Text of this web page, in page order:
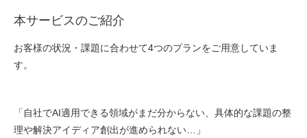
本サービスのご紹介
お客様の状況・課題に合わせて4つのプランをご用意していま
す。
「自社でAI適用できる領域がまだ分からない、具体的な課題の整
理や解決アイディア創出が進められない…」